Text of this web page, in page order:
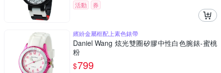
活動 券
繽紛金屬框配上素色錶帶
Daniel Wang 炫光雙圈矽膠中性白色腕錶-蜜桃
粉
$799